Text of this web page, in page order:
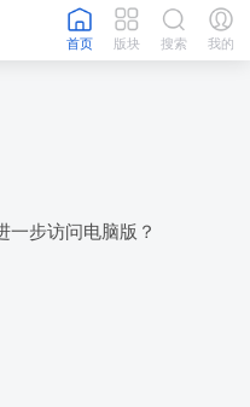
首页 版块 搜索 我的
一步访问电脑版？